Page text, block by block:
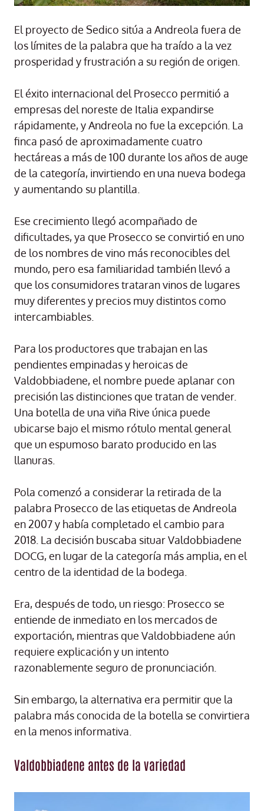
El proyecto de Sedico sitúa a Andreola fuera de
los límites de la palabra que ha traído a la vez
prosperidad y frustración a su región de origen.
El éxito internacional del Prosecco permitió a
empresas del noreste de Italia expandirse
rápidamente, y Andreola no fue la excepción. La
finca pasó de aproximadamente cuatro
hectáreas a más de 100 durante los años de auge
de la categoría, invirtiendo en una nueva bodega
y aumentando su plantilla.
Ese crecimiento llegó acompañado de
dificultades, ya que Prosecco se convirtió en uno
de los nombres de vino más reconocibles del
mundo, pero esa familiaridad también llevó a
que los consumidores trataran vinos de lugares
muy diferentes y precios muy distintos como
intercambiables.
Para los productores que trabajan en las
pendientes empinadas y heroicas de
Valdobbiadene, el nombre puede aplanar con
precisión las distinciones que tratan de vender.
Una botella de una viña Rive única puede
ubicarse bajo el mismo rótulo mental general
que un espumoso barato producido en las
llanuras.
Pola comenzó a considerar la retirada de la
palabra Prosecco de las etiquetas de Andreola
en 2007 y había completado el cambio para
2018. La decisión buscaba situar Valdobbiadene
DOCG, en lugar de la categoría más amplia, en el
centro de la identidad de la bodega.
Era, después de todo, un riesgo: Prosecco se
entiende de inmediato en los mercados de
exportación, mientras que Valdobbiadene aún
requiere explicación y un intento
razonablemente seguro de pronunciación.
Sin embargo, la alternativa era permitir que la
palabra más conocida de la botella se convirtiera
en la menos informativa.
Valdobbiadene antes de la variedad